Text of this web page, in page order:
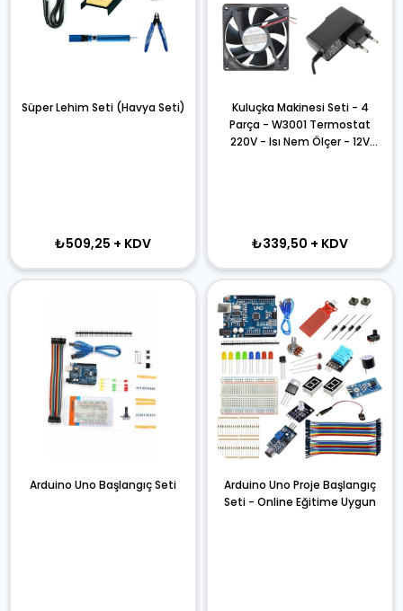
Süper Lehim Seti (Havya Seti)
₺509,25 + KDV
Kuluçka Makinesi Seti - 4
Parça - W3001 Termostat
220V - Isı Nem Ölçer - 12V
₺339,50 + KDV
Arduino Uno Başlangıç Seti
Arduino Uno Proje Başlangıç
Seti - Online Eğitime Uygun